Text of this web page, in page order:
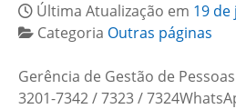
Última Atualização em 19 de
Categoria Outras páginas
Gerência de Gestão de
3201-7342 / 7323 /